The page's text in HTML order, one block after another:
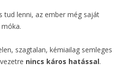
tud lenni, az ember még saját
szagtalan, kémiailag semleges
nincs káros hatással.